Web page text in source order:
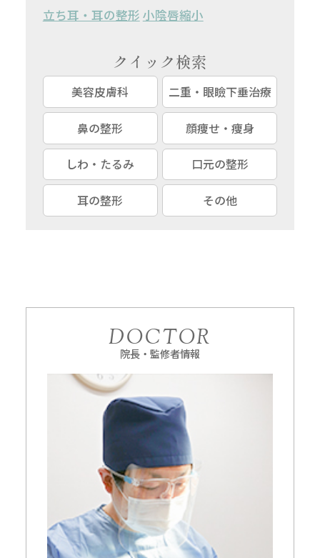
立ち耳・耳の整形 小陰唇縮小
クイック検索
美容皮膚科 二重・眼瞼下垂治療
鼻の整形 顔痩せ・痩身
しわ・たるみ 口元の整形
耳の整形 その他
DOCTOR
院長・監修者情報